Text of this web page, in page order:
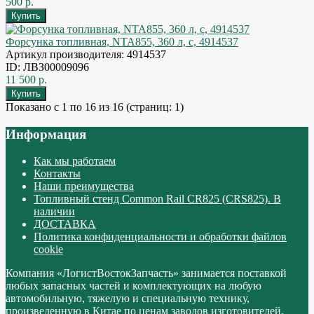
Форсунка топливная, NTA855, 360 л, с, 4914537
Артикул производителя: 4914537
ID: ЛВЗ00009096
11 500 р.
Показано с 1 по 16 из 16 (страниц: 1)
Информация
Как мы работаем
Контакты
Наши преимущества
Топливный стенд Common Rail CR825 (CRS825). В
наличии
ДОСТАВКА
Политика конфиденциальности и обработки файлов
cookie
Компания «ЛогистВостокЗапчасть» занимается поставкой
любых запасных частей и комплектующих на любую
автомобильную, тяжелую и специальную технику,
произведенную в Китае по ценам заводов изготовителей.